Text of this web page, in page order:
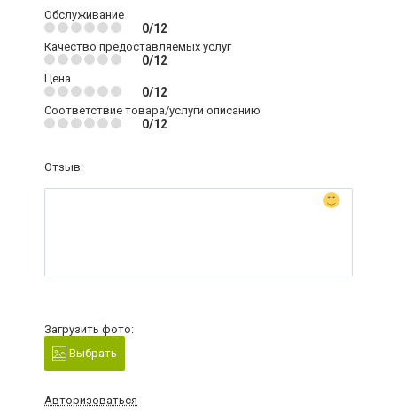
Обслуживание
0/12
Качество предоставляемых услуг
0/12
Цена
0/12
Соответствие товара/услуги описанию
0/12
Отзыв:
Загрузить фото:
Выбрать
Авторизоваться